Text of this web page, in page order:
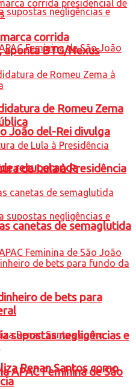
João del-Rei divulga
recuperanda
supostas negligências e
APAC Feminina de São
corrida
aponta BTG/Nexus
de Romeu Zema
de Lula à Presidência
canetas de semaglutida
de bets para
Renan Santos como